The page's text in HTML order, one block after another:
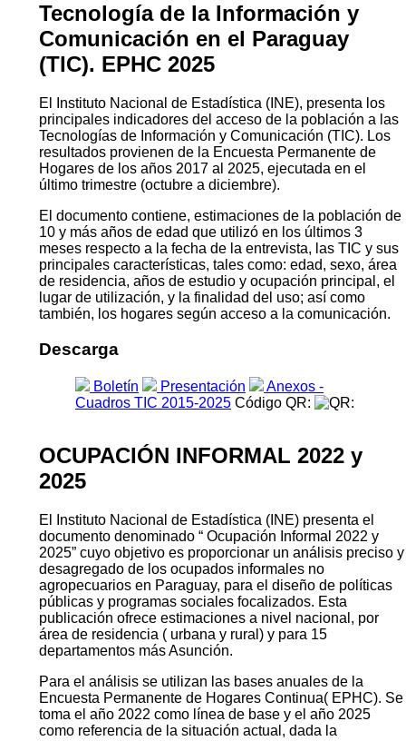
Tecnología de la Información y
Comunicación en el Paraguay
(TIC). EPHC 2025
El Instituto Nacional de Estadística (INE), presenta los
principales indicadores del acceso de la población a las
Tecnologías de Información y Comunicación (TIC). Los
resultados provienen de la Encuesta Permanente de
Hogares de los años 2017 al 2025, ejecutada en el
último trimestre (octubre a diciembre).
El documento contiene, estimaciones de la población de
10 y más años de edad que utilizó en los últimos 3
meses respecto a la fecha de la entrevista, las TIC y sus
principales características, tales como: edad, sexo, área
de residencia, años de estudio y ocupación principal, el
lugar de utilización, y la finalidad del uso; así como
también, los hogares según acceso a la comunicación.
Descarga
Boletín Presentación
Anexos -
Cuadros TIC 2015-2025 Código QR:
OCUPACIÓN INFORMAL 2022 y
2025
El Instituto Nacional de Estadística (INE) presenta el
documento denominado “ Ocupación Informal 2022 y
2025” cuyo objetivo es proporcionar un análisis preciso y
desagregado de los ocupados informales no
agropecuarios en Paraguay, para el diseño de políticas
públicas y programas sociales focalizados. Esta
publicación ofrece estimaciones a nivel nacional, por
área de residencia ( urbana y rural) y para 15
departamentos más Asunción.
Para el análisis se utilizan las bases anuales de la
Encuesta Permanente de Hogares Continua( EPHC). Se
toma el año 2022 como línea de base y el año 2025
como referencia de la situación actual, dada la